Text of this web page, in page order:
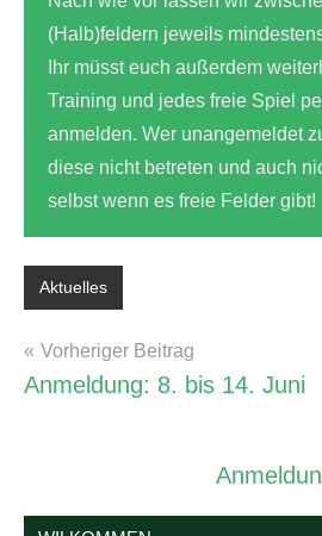
(Halb)feldern jeweils
Ihr müsst euch außerdem
Training und jedes freie Spiel
anmelden. Wer unangemeldet
diese nicht betreten und auch
selbst wenn es freie Felder gibt!
Training
&
Aktuelles
Beitragsnavigation
Vorheriger Beitrag
Anmeldung: 8. bis 14. Juni